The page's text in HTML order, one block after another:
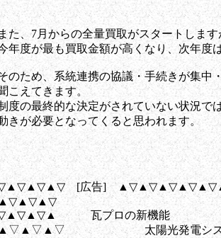
た、7月からの全量買取がスタートしま
年度が最も買取金額が高くなり、次年度
のため、系統連携の協議・手続きが集中
こえてきます。
度の最終的な決定がされていない状況で
きが必要となってくると思われます。
[広告]
▲▽▲▽▲▽
瓦プロの新機能
▲▽▲▽▲▽ 太陽光発電シス